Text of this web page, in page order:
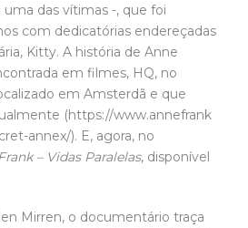
das vítimas -, que foi
com dedicatórias endereçadas
Kitty. A história de Anne
em filmes, HQ, no
em Amsterdã e que
(https://www.annefrank
annex/). E, agora, no
– Vidas Paralelas, disponível
Mirren, o documentário traça